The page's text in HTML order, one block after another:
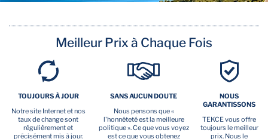
Meilleur Prix à Chaque Fois
TOUJOURS À JOUR
Notre site Internet et nos
taux de change sont
régulièrement et
précisément mis à jour.
SANS AUCUN DOUTE
Nous pensons que «
l'honnêteté est la meilleure
politique ». Ce que vous voyez
est ce que vous obtenez
NOUS
GARANTISSONS
TEKCE vous offre
toujours le meilleur
prix. Nous le